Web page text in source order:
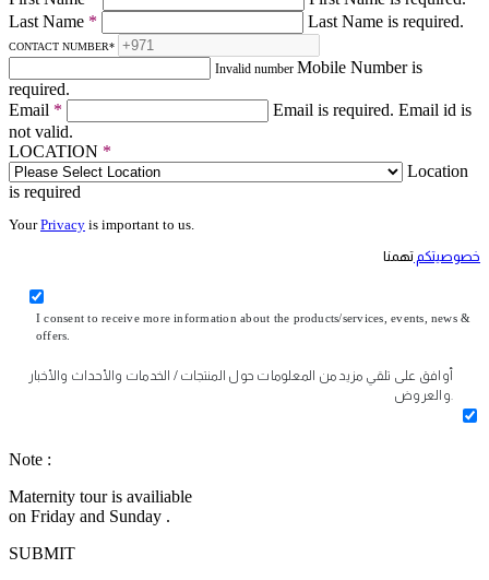
Last Name * Last Name is required.
CONTACT NUMBER*
Invalid number Mobile Number is
required.
Email * Email is required. Email id is
not valid.
LOCATION *
Location
is required
YourPrivacy is important to us.
خصوصيتكم تهمنا
I consent to receive more information about the products/services, events, news &
offers.
أوافق على تلقي مزيد من المعلومات حول المنتجات / الخدمات والأحداث والأخبار
Note :
Maternity tour is availiable
on Friday and Sunday .
SUBMIT